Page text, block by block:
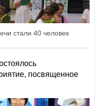
стали 40 человек
посвященное